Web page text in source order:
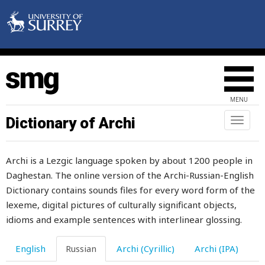
MENU
Toggle
Dictionary of Archi
Archi is a Lezgic language spoken by about 1200 people in
Daghestan. The online version of the Archi-Russian-English
Dictionary contains sounds files for every word form of the
lexeme, digital pictures of culturally significant objects,
idioms and example sentences with interlinear glossing.
English Russian Archi (Cyrillic) Archi (IPA)
подножка
пододвигать
подозревать
подозрение
подойник
подоконник
подорожник